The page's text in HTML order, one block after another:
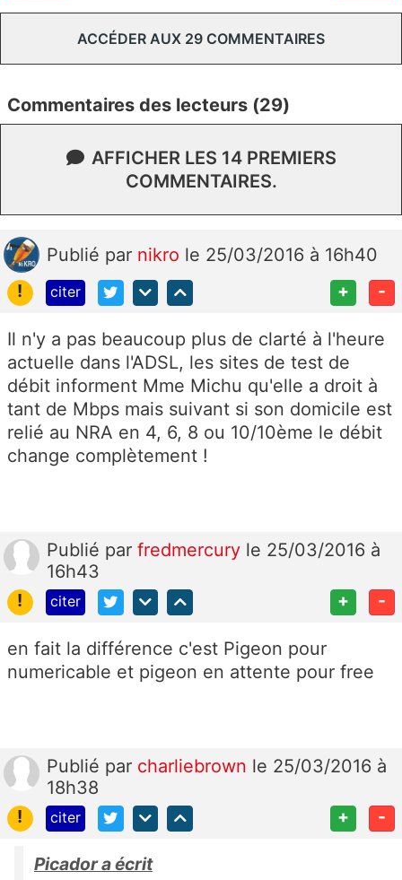
ACCÉDER AUX 29 COMMENTAIRES
Commentaires des lecteurs (29)
AFFICHER LES 14 PREMIERS
COMMENTAIRES.
Publié par nikro le 25/03/2016 à 16h40
!
citer + -
Il n'y a pas beaucoup plus de clarté à l'heure
actuelle dans l'ADSL, les sites de test de
débit informent Mme Michu qu'elle a droit à
tant de Mbps mais suivant si son domicile est
relié au NRA en 4, 6, 8 ou 10/10ème le débit
change complètement !
Publié par fredmercury le 25/03/2016 à
16h43
!
citer + -
en fait la différence c'est Pigeon pour
numericable et pigeon en attente pour free
Publié par charliebrown le 25/03/2016 à
18h38
!
citer + -
Picador a écrit